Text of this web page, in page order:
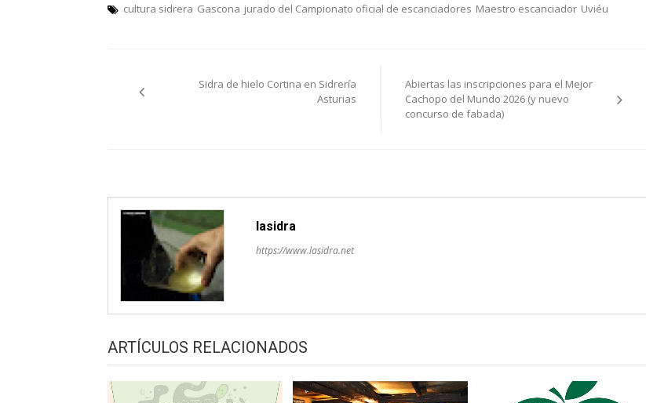
cultura sidrera Gascona jurado del Campionato oficial de escanciadores Maestro escanciador Uviéu
de
Sidra de hielo Cortina en Sidrería
Asturias
Abiertas las inscripciones para el Mejor
Cachopo del Mundo 2026 (y nuevo
concurso de fabada)
lasidra
https://www.lasidra.net
ARTÍCULOS RELACIONADOS